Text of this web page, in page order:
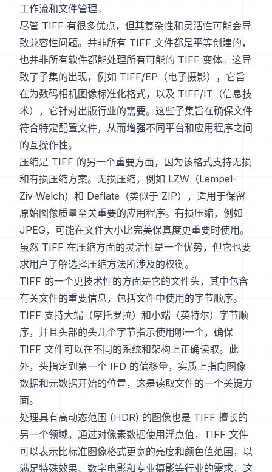
工作流和文件管理。
尽管 TIFF 有很多优点，但其复杂性和灵活性可能会导
致兼容性问题。并非所有 TIFF 文件都是平等创建的，
也并非所有软件都能处理所有可能的 TIFF 变体。这导
致了子集的出现，例如 TIFF/EP（电子摄影），它旨
在为数码相机图像标准化格式，以及 TIFF/IT（信息技
术），它针对出版行业的需要。这些子集旨在确保文件
符合特定配置文件，从而增强不同平台和应用程序之间
的互操作性。
压缩是 TIFF 的另一个重要方面，因为该格式支持无损
和有损压缩方案。无损压缩，例如 LZW（Lempel-
Ziv-Welch）和 Deflate（类似于 ZIP），适用于保留
原始图像质量至关重要的应用程序。有损压缩，例如
JPEG，可能在文件大小比完美保真度更重要时使用。
虽然 TIFF 在压缩方面的灵活性是一个优势，但它也要
求用户了解选择压缩方法所涉及的权衡。
TIFF 的一个更技术性的方面是它的文件头，其中包含
有关文件的重要信息，包括文件中使用的字节顺序。
TIFF 支持大端（摩托罗拉）和小端（英特尔）字节顺
序，并且头部的头几个字节指示使用哪一个，确保
TIFF 文件可以在不同的系统和架构上正确读取。此
外，头指定到第一个 IFD 的偏移量，实质上指向图像
数据和元数据开始的位置，这是读取文件的一个关键方
面。
处理具有高动态范围 (HDR) 的图像也是 TIFF 擅长的
另一个领域。通过对像素数据使用浮点值，TIFF 文件
可以表示比标准图像格式更宽的亮度和颜色值范围，以
满足特殊效果、数字电影和专业摄影等行业的需求，这